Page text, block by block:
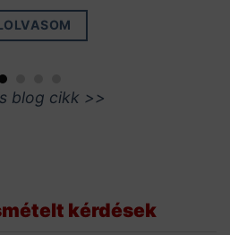
blog cikk >>
kérdések